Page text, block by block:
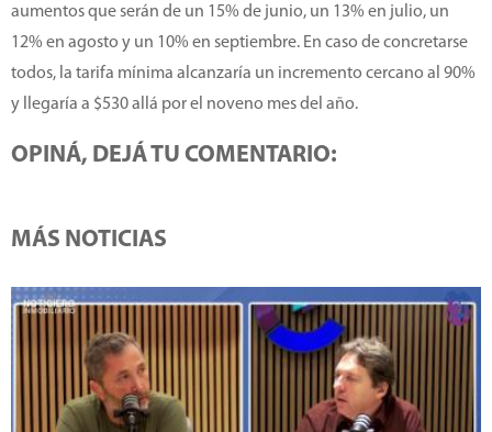
aumentos que serán de un 15% de junio, un 13% en julio, un
12% en agosto y un 10% en septiembre. En caso de concretarse
todos, la tarifa mínima alcanzaría un incremento cercano al 90%
y llegaría a $530 allá por el noveno mes del año.
OPINÁ, DEJÁ TU COMENTARIO:
MÁS NOTICIAS